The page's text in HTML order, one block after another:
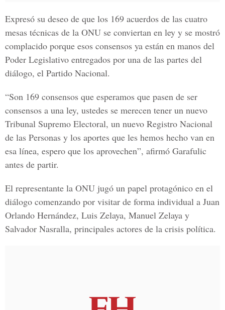
Expresó su deseo de que los 169 acuerdos de las cuatro
mesas técnicas de la ONU se conviertan en ley y se mostró
complacido porque esos consensos ya están en manos del
Poder Legislativo entregados por una de las partes del
diálogo, el Partido Nacional.
“Son 169 consensos que esperamos que pasen de ser
consensos a una ley, ustedes se merecen tener un nuevo
Tribunal Supremo Electoral, un nuevo Registro Nacional
de las Personas y los aportes que les hemos hecho van en
esa línea, espero que los aprovechen”, afirmó Garafulic
antes de partir.
El representante la ONU jugó un papel protagónico en el
diálogo comenzando por visitar de forma individual a Juan
Orlando Hernández, Luis Zelaya, Manuel Zelaya y
Salvador Nasralla, principales actores de la crisis política.